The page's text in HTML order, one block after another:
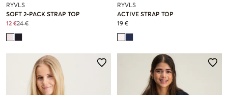
RYVLS
SOFT 2-PACK STRAP TOP
12 €24 €
RYVLS
ACTIVE STRAP TOP
19 €